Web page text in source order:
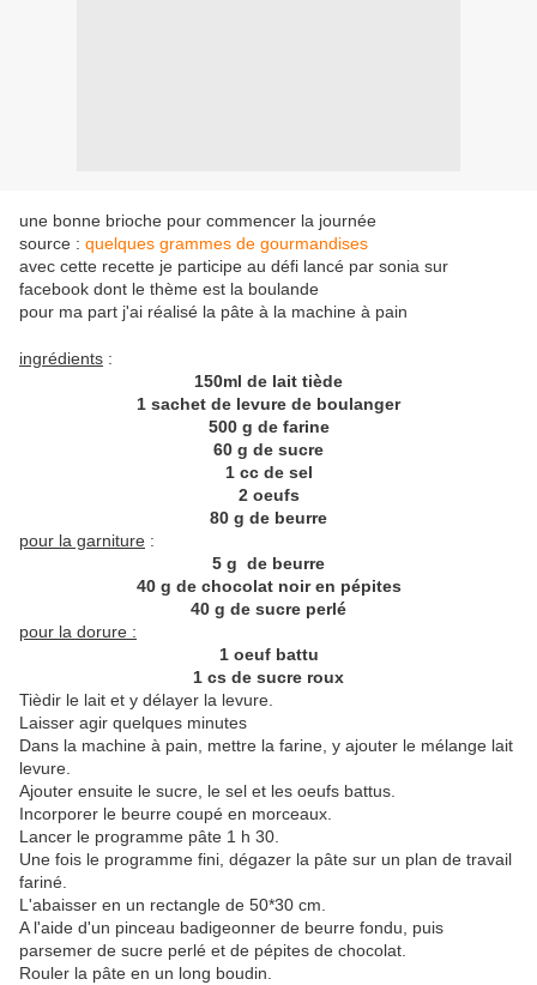
une bonne brioche pour commencer la journée
source : quelques grammes de gourmandises
avec cette recette je participe au défi lancé par sonia sur
facebook dont le thème est la boulande
pour ma part j'ai réalisé la pâte à la machine à pain
ingrédients :
150ml de lait tiède
1 sachet de levure de boulanger
500 g de farine
60 g de sucre
1 cc de sel
2 oeufs
80 g de beurre
pour la garniture :
5 g de beurre
40 g de chocolat noir en pépites
40 g de sucre perlé
pour la dorure :
1 oeuf battu
1 cs de sucre roux
Tièdir le lait et y délayer la levure.
Laisser agir quelques minutes
Dans la machine à pain, mettre la farine, y ajouter le mélange lait
levure.
Ajouter ensuite le sucre, le sel et les oeufs battus.
Incorporer le beurre coupé en morceaux.
Lancer le programme pâte 1 h 30.
Une fois le programme fini, dégazer la pâte sur un plan de travail
fariné.
L'abaisser en un rectangle de 50*30 cm.
A l'aide d'un pinceau badigeonner de beurre fondu, puis
parsemer de sucre perlé et de pépites de chocolat.
Rouler la pâte en un long boudin.